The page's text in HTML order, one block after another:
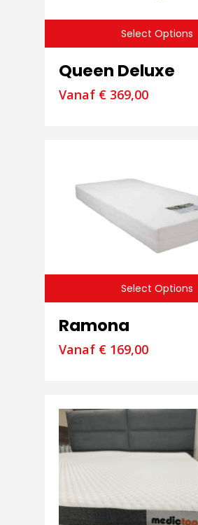
Select Options
Queen Deluxe
Vanaf € 369,00
Select Options
Ramona
Vanaf € 169,00